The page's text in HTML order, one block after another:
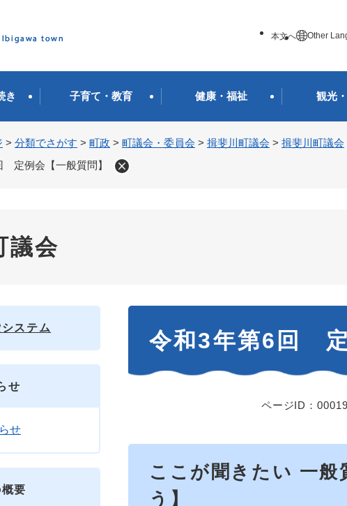
本文へ Other
き 子育て・教育 健康・福祉 観光
> 分類でさがす > 町政 > 町議会・委員会 > 揖斐川町議会 > 揖斐川町議会
定例会【一般質問】
議会
令和3年第6回 定
ページID：
ここが聞きたい 一
う】
ステム
せ
せ
要